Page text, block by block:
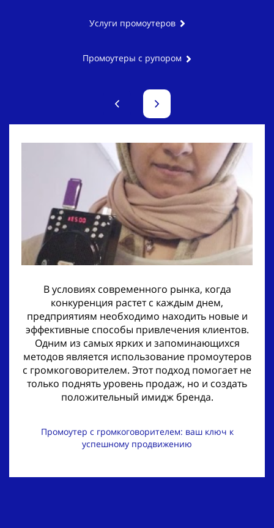
Услуги промоутеров
Промоутеры с рупором
В условиях современного рынка, когда
конкуренция растет с каждым днем,
предприятиям необходимо находить новые и
эффективные способы привлечения клиентов.
Одним из самых ярких и запоминающихся
методов является использование промоутеров
с громкоговорителем. Этот подход помогает не
только поднять уровень продаж, но и создать
положительный имидж бренда.
Промоутер с громкоговорителем: ваш ключ к
успешному продвижению